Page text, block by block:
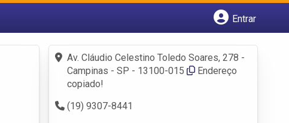
Entrar
Fazer login
Criar conta
Av. Cláudio Celestino Toledo Soares, 278 -
Campinas - SP - 13100-015
Endereço
copiado!
(19) 9307-8441